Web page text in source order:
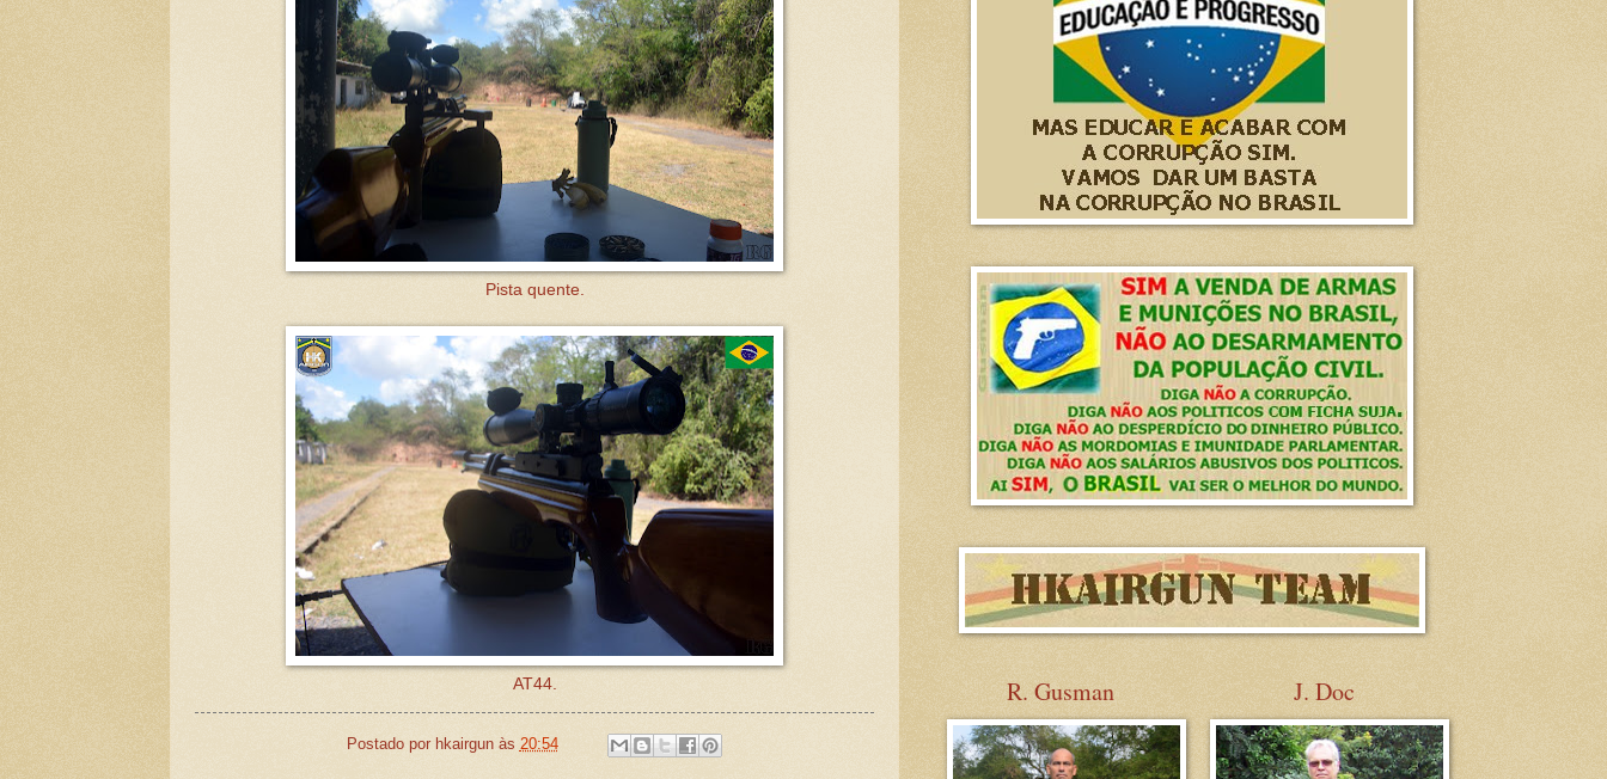
Pista quente.
AT44.
Postado por hkairgun às 20:54
R. Gusman J. Doc